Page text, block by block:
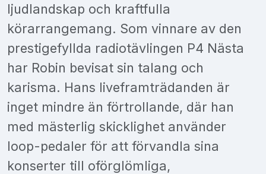
ljudlandskap och kraftfulla
körarrangemang. Som vinnare av den
prestigefyllda radiotävlingen P4 Nästa
har Robin bevisat sin talang och
karisma. Hans liveframträdanden är
inget mindre än förtrollande, där han
med mästerlig skicklighet använder
loop-pedaler för att förvandla sina
konserter till oförglömliga,